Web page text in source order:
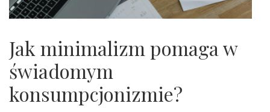
Jak minimalizm pomaga w
świadomym
konsumpcjonizmie?